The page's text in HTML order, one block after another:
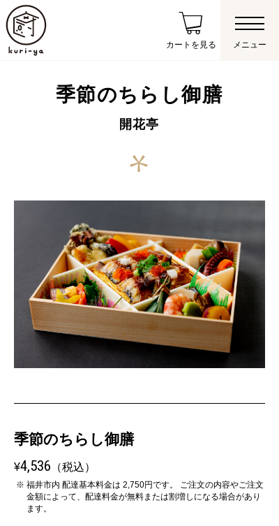
カートを見る メニュー
事業者 合資会社開花亭
〒910-0006 福井県福井市中央3-9-21
電話番号 0776-89-1009
FOODから探す
事業者のご案内
季節のちらし御膳
開花亭
季節のちらし御膳
¥4,536 （税込）
福井市内 配達基本料金は 2,750円です。 ご注文の内容やご注文
金額によって、配達料金が無料または割増しになる場合があり
ます。